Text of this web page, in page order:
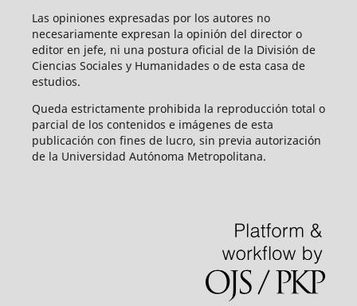
Las opiniones expresadas por los autores no
necesariamente expresan la opinión del director o
editor en jefe, ni una postura oficial de la División de
Ciencias Sociales y Humanidades o de esta casa de
estudios.
Queda estrictamente prohibida la reproducción total o
parcial de los contenidos e imágenes de esta
publicación con fines de lucro, sin previa autorización
de la Universidad Autónoma Metropolitana.